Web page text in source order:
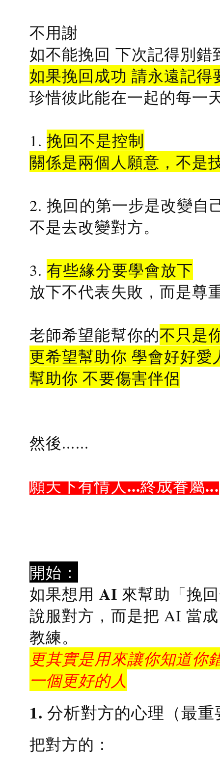
不用謝
如不能挽回 下次記得別錯
如果挽回成功 請永遠記得
珍惜彼此能在一起的每一
1.挽回不是控制
關係是兩個人願意，不是
2. 挽回的第一步是改變自
不是去改變對方。
3.有些緣分要學會放下
放下不代表失敗，而是尊
老師希望能幫你的不只是
更希望幫助你 學會好好愛
幫助你 不要傷害伴侶
然後......
願天下有情人...終成眷屬...
開始：
如果想用 AI 來幫助「挽
說服對方，而是把 AI 當
教練。
更其實是用來讓你知道你
一個更好的人
1. 分析對方的心理（最
把對方的：